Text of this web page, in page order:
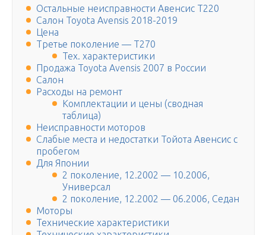
Остальные неисправности Авенсис Т220
Салон Toyota Avensis 2018-2019
Цена
Третье поколение — T270
Тех. характеристики
Продажа Toyota Avensis 2007 в России
Салон
Расходы на ремонт
Комплектации и цены (сводная
таблица)
Неисправности моторов
Слабые места и недостатки Тойота Авенсис с
пробегом
Для Японии
2 поколение, 12.2002 — 10.2006,
Универсал
2 поколение, 12.2002 — 06.2006, Седан
Моторы
Технические характеристики